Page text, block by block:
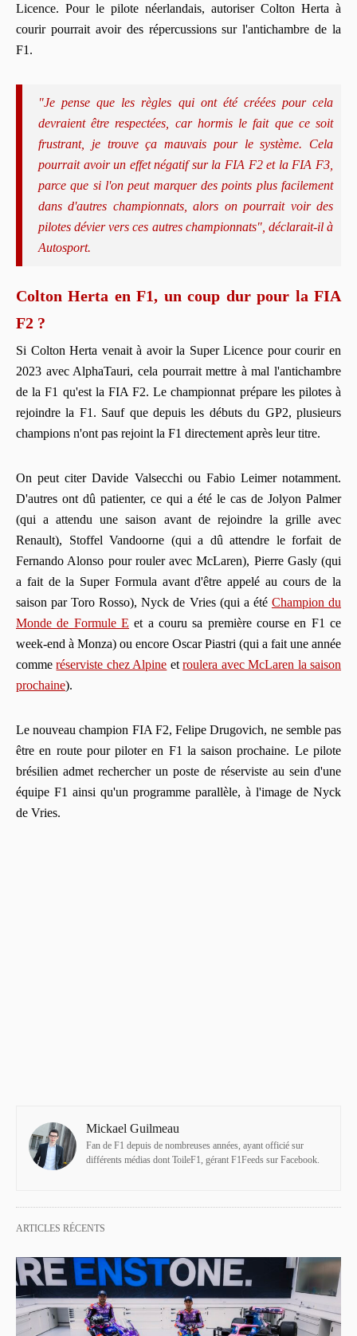
Licence. Pour le pilote néerlandais, autoriser Colton Herta à
courir pourrait avoir des répercussions sur l'antichambre de la
F1.
"Je pense que les règles qui ont été créées pour cela
devraient être respectées, car hormis le fait que ce soit
frustrant, je trouve ça mauvais pour le système. Cela
pourrait avoir un effet négatif sur la FIA F2 et la FIA F3,
parce que si l'on peut marquer des points plus facilement
dans d'autres championnats, alors on pourrait voir des
pilotes dévier vers ces autres championnats", déclarait-il à
Autosport.
Colton Herta en F1, un coup dur pour la FIA
F2 ?
Si Colton Herta venait à avoir la Super Licence pour courir en
2023 avec AlphaTauri, cela pourrait mettre à mal l'antichambre
de la F1 qu'est la FIA F2. Le championnat prépare les pilotes à
rejoindre la F1. Sauf que depuis les débuts du GP2, plusieurs
champions n'ont pas rejoint la F1 directement après leur titre.
On peut citer Davide Valsecchi ou Fabio Leimer notamment.
D'autres ont dû patienter, ce qui a été le cas de Jolyon Palmer
(qui a attendu une saison avant de rejoindre la grille avec
Renault), Stoffel Vandoorne (qui a dû attendre le forfait de
Fernando Alonso pour rouler avec McLaren), Pierre Gasly (qui
a fait de la Super Formula avant d'être appelé au cours de la
saison par Toro Rosso), Nyck de Vries (qui a été Champion du
Monde de Formule E et a couru sa première course en F1 ce
week-end à Monza) ou encore Oscar Piastri (qui a fait une année
commeréserviste chez Alpine etroulera avec McLaren la saison
prochaine).
Le nouveau champion FIA F2, Felipe Drugovich, ne semble pas
être en route pour piloter en F1 la saison prochaine. Le pilote
brésilien admet rechercher un poste de réserviste au sein d'une
équipe F1 ainsi qu'un programme parallèle, à l'image de Nyck
de Vries.
Mickael Guilmeau
Fan de F1 depuis de nombreuses années, ayant officié sur
différents médias dont ToileF1, gérant F1Feeds sur Facebook.
ARTICLES RÉCENTS